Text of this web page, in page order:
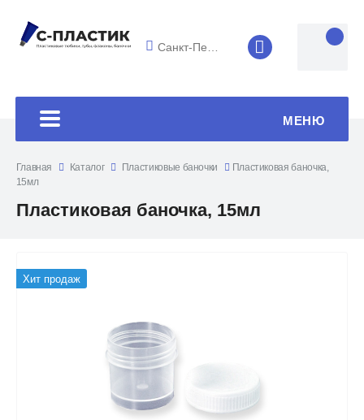
Санкт-Петербург 8 (4852) 33-
МЕНЮ
Главная Каталог Пластиковые баночки
Пластиковая баночка,
15мл
Пластиковая баночка, 15мл
Хит продаж